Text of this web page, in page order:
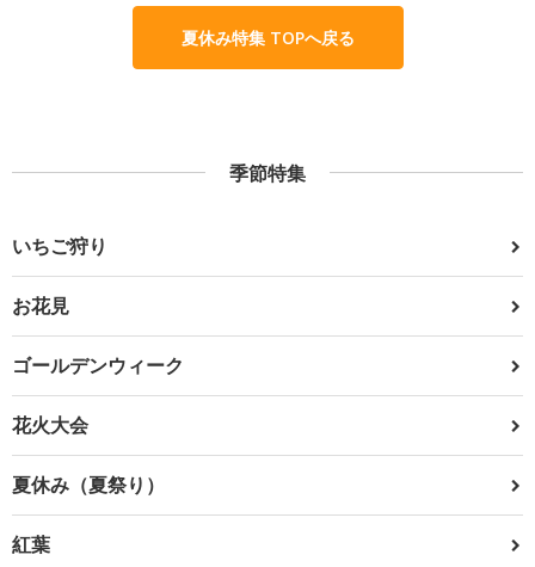
夏休み特集 TOPへ戻る
季節特集
いちご狩り
お花見
ゴールデンウィーク
花火大会
夏休み（夏祭り）
紅葉